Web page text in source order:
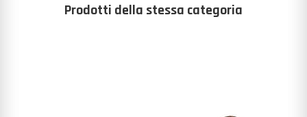
Prodotti della stessa categoria